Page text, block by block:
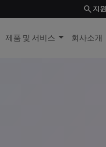
search 지원
제품 및 서비스 회사소개